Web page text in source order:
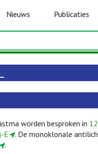
Nieuws Publicaties
worden besproken in
E
. De monoklonale
.